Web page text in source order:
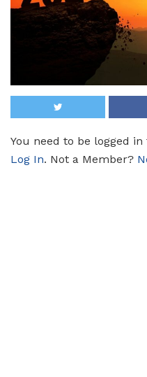
You need to be logged
Log In. Not a Member?